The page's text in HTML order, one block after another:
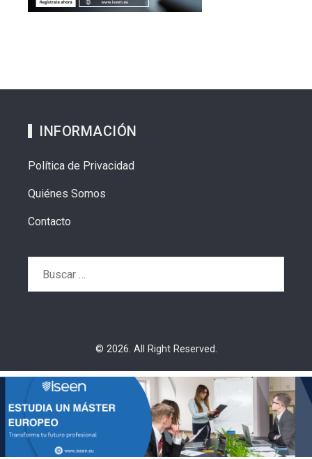
INFORMACIÓN
Política de Privacidad
Quiénes Somos
Contacto
© 2026. All Right Reserved.